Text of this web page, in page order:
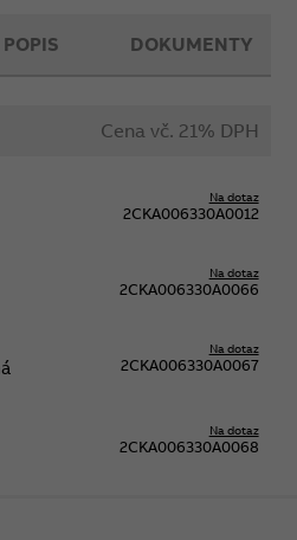
Cena vč. 21% DPH
Na dotaz
2CKA006330A0012
Na dotaz
2CKA006330A0066
Na dotaz
2CKA006330A0067
Na dotaz
2CKA006330A0068
POPIS DOKUMENTY